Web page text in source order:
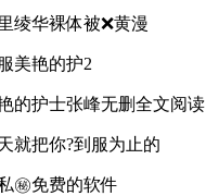
绫华裸体被❌黄漫
美艳的护2
的护士张峰无删全文阅读
就把你?到服为止的
㊙️免费的软件